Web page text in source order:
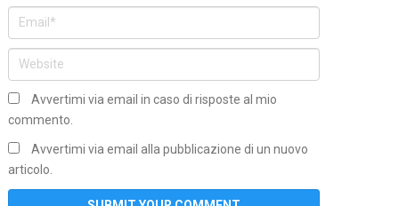
Avvertimi via email in caso di risposte al mio
commento.
Avvertimi via email alla pubblicazione di un nuovo
articolo.